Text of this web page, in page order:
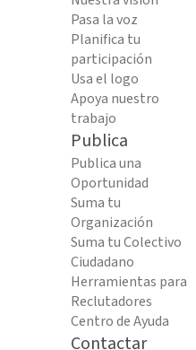
Pasa la voz
Planifica tu
participación
Usa el logo
Apoya nuestro
trabajo
Publica
Publica una
Oportunidad
Suma tu
Organización
Suma tu Colectivo
Ciudadano
Herramientas para
Reclutadores
Centro de Ayuda
Contactar